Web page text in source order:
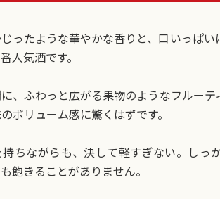
ったような華やかな香りと、口いっぱ
人気酒です。
、ふわっと広がる果物のようなフルー
ボリューム感に驚くはずです。
ちながらも、決して軽すぎない。しっ
飽きることがありません。